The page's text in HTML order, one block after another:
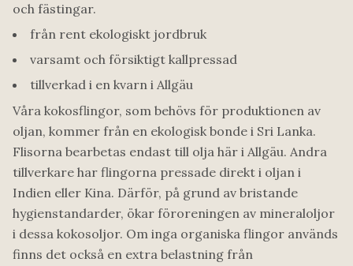
och fästingar.
från rent ekologiskt jordbruk
varsamt och försiktigt kallpressad
tillverkad i en kvarn i Allgäu
Våra kokosflingor, som behövs för produktionen av
oljan, kommer från en ekologisk bonde i Sri Lanka.
Flisorna bearbetas endast till olja här i Allgäu. Andra
tillverkare har flingorna pressade direkt i oljan i
Indien eller Kina. Därför, på grund av bristande
hygienstandarder, ökar föroreningen av mineraloljor
i dessa kokosoljor. Om inga organiska flingor används
finns det också en extra belastning från